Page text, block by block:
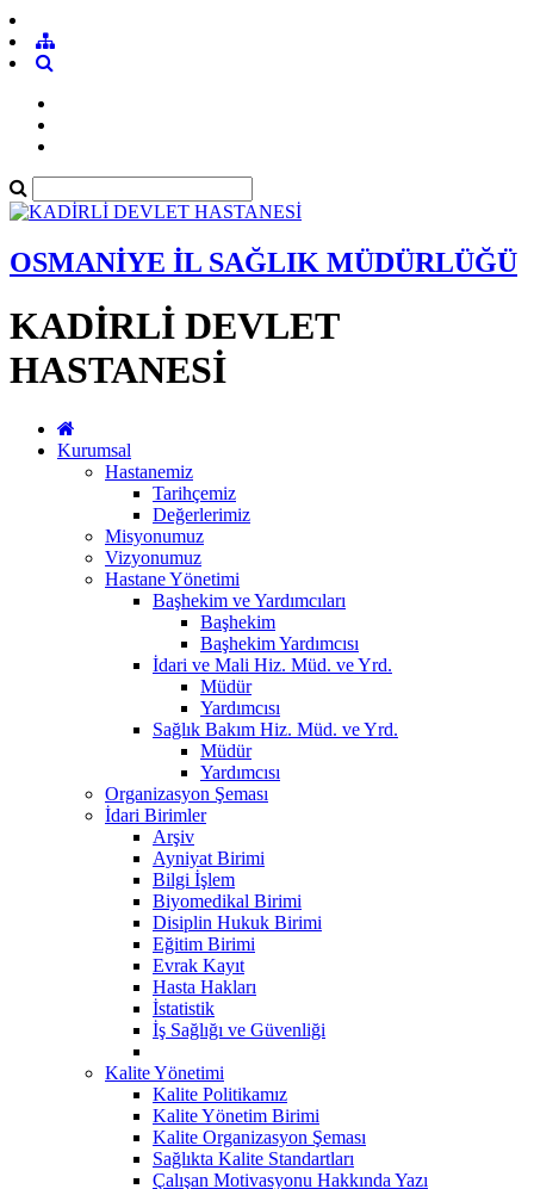
OSMANİYE İL SAĞLIK MÜDÜRLÜĞÜ
KADİRLİ DEVLET
HASTANESİ
Kurumsal
Hastanemiz
Tarihçemiz
Değerlerimiz
Misyonumuz
Vizyonumuz
Hastane Yönetimi
Başhekim ve Yardımcıları
Başhekim
Başhekim Yardımcısı
İdari ve Mali Hiz. Müd. ve Yrd.
Müdür
Yardımcısı
Sağlık Bakım Hiz. Müd. ve Yrd.
Müdür
Yardımcısı
Organizasyon Şeması
İdari Birimler
Arşiv
Ayniyat Birimi
Bilgi İşlem
Biyomedikal Birimi
Disiplin Hukuk Birimi
Eğitim Birimi
Evrak Kayıt
Hasta Hakları
İstatistik
İş Sağlığı ve Güvenliği
Kalite Yönetimi
Kalite Politikamız
Kalite Yönetim Birimi
Kalite Organizasyon Şeması
Sağlıkta Kalite Standartları
Çalışan Motivasyonu Hakkında Yazı